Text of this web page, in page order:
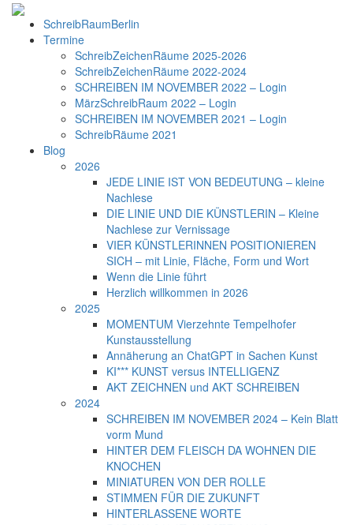
SchreibRaumBerlin
Termine
SchreibZeichenRäume 2025-2026
SchreibZeichenRäume 2022-2024
SCHREIBEN IM NOVEMBER 2022 – Login
MärzSchreibRaum 2022 – Login
SCHREIBEN IM NOVEMBER 2021 – Login
SchreibRäume 2021
Blog
2026
JEDE LINIE IST VON BEDEUTUNG – kleine
Nachlese
DIE LINIE UND DIE KÜNSTLERIN – Kleine
Nachlese zur Vernissage
VIER KÜNSTLERINNEN POSITIONIEREN
SICH – mit Linie, Fläche, Form und Wort
Wenn die Linie führt
Herzlich willkommen in 2026
2025
MOMENTUM Vierzehnte Tempelhofer
Kunstausstellung
Annäherung an ChatGPT in Sachen Kunst
KI*** KUNST versus INTELLIGENZ
AKT ZEICHNEN und AKT SCHREIBEN
2024
SCHREIBEN IM NOVEMBER 2024 – Kein Blatt
vorm Mund
HINTER DEM FLEISCH DA WOHNEN DIE
KNOCHEN
MINIATUREN VON DER ROLLE
STIMMEN FÜR DIE ZUKUNFT
HINTERLASSENE WORTE